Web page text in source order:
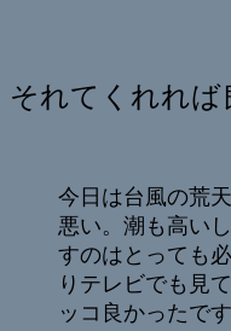
それてくれれば
今日は台風の荒
悪い。潮も高い
すのはとっても
りテレビでも見
ッコ良かったです